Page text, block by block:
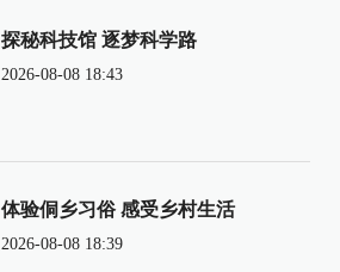
探秘科技馆 逐梦科学路
2026-08-08 18:43
体验侗乡习俗 感受乡村生活
2026-08-08 18:39